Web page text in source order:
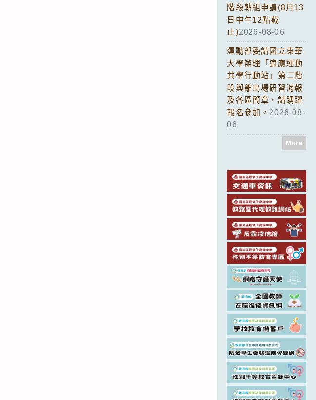
階段轉組申請(8月13
日中午12點截
止)2026-08-06
運動部委請國立東華
大學辦理「適應運動
共學行動站」第二階
段與離島場研習海報
及各區簡章，請踴躍
報名參加。 2026-08-
06
More